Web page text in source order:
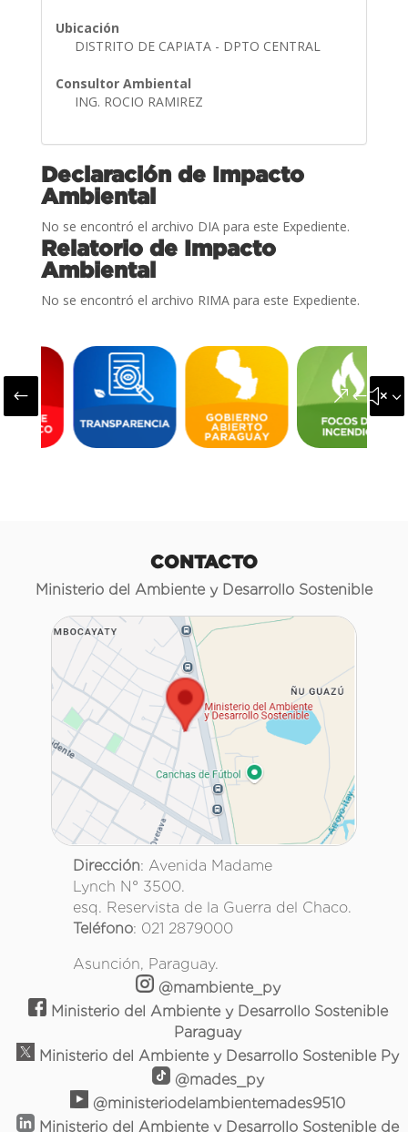
Ubicación
DISTRITO DE CAPIATA - DPTO CENTRAL
Consultor Ambiental
ING. ROCIO RAMIREZ
Declaración de Impacto
Ambiental
No se encontró el archivo DIA para este Expediente.
Relatorio de Impacto
Ambiental
No se encontró el archivo RIMA para este Expediente.
#
CONTACTO
Ministerio del Ambiente y Desarrollo Sostenible
Dirección: Avenida Madame
Lynch N° 3500.
esq. Reservista de la Guerra del Chaco.
Teléfono: 021 2879000
Asunción, Paraguay.
@mambiente_py
Ministerio del Ambiente y Desarrollo Sostenible
Paraguay
Ministerio del Ambiente y Desarrollo Sostenible Py
@mades_py
@ministeriodelambientemades9510
Ministerio del Ambiente y Desarrollo Sostenible de